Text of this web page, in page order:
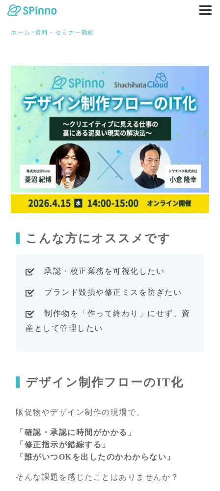
ホーム > 資料・セミナー動画
こんな方にオススメです
承認・校正業務を可視化したい
ブランド毀損や修正ミスを防ぎたい
制作物を「作って終わり」にせず、資
産として管理したい
デザイン制作フローのIT化
販促物やデザイン制作の現場で、
「確認・承認に時間がかかる」
「修正指示が錯綜する」
「誰がいつOKを出したのかわからない」
そんな課題を感じたことはありませんか？